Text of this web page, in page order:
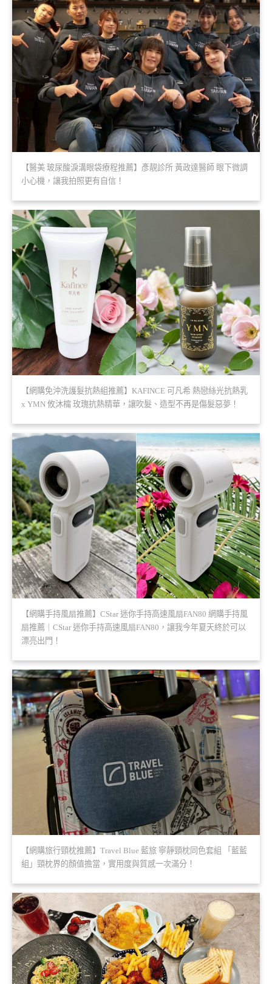
【醫美 玻尿酸淚溝眼袋療程推薦】彥靚診所 黃政達醫師 眼下微調
小心機，讓我拍照更有自信！
【網購免沖洗護髮抗熱組推薦】KAFINCE 可凡希 熱戀絲光抗熱乳
x YMN 攸沐橣 玫瑰抗熱精華，讓吹髮、造型不再是傷髮惡夢！
【網購手持風扇推薦】CStar 迷你手持高速風扇FAN80 網購手持風
扇推薦｜CStar 迷你手持高速風扇FAN80，讓我今年夏天終於可以
漂亮出門！
【網購旅行頸枕推薦】Travel Blue 藍旅 寧靜頸枕同色套組 「藍藍
組」頸枕界的顏值擔當，實用度與質感一次滿分！